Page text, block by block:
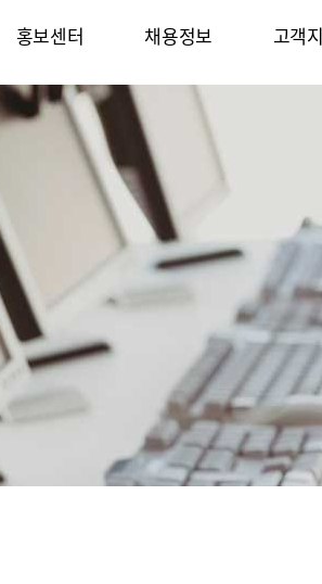
홍보센터 채용정보 고객